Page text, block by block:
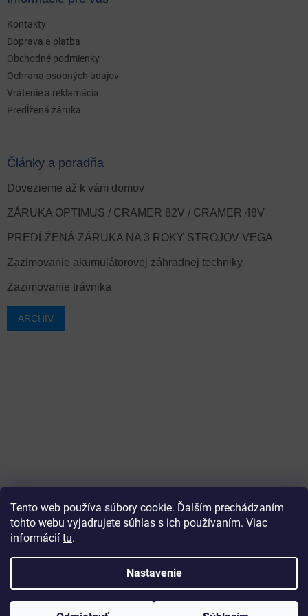
Tento web používa súbory cookie. Ďalším prechádzaním
tohto webu vyjadrujete súhlas s ich používaním. Viac
informácií tu.
Nastavenie
Kontakty
Doprava a platba
Obchodné podmienky
Ochrana osobných údajov
Vrátenie a reklamácia
Predĺžená záruka
Články a poradňa
Dovezieme až k vám domov
ZÁRUKA OPTIMUS / CRAMER 82V / CRAMER 48V
PREDĹŽENÁ ZÁRUKA NA 3 ROKY STROJOV VEGA
Zazimovanie akumulátorovej záhradnej techniky
Zazimovanie trávnika
ARCHÍV
Copyright 2026ajtech. Všetky práva vyhradené.Upraviť